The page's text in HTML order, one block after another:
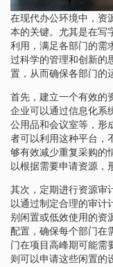
在现代办公环境中，资
本的关键。尤其是在写
利用，满足各部门的需
过科学的管理和创新的
置，从而确保各部门的
首先，建立一个有效的
企业可以通过信息化系
公用品和会议室等，形
者可以利用这种平台，
够有效减少重复采购的
以根据需要申请资源，
其次，定期进行资源审
以通过制定合理的审计
别闲置或低效使用的资
配置，确保每个部门在
门在项目高峰期可能需
则可以申请这些闲置的